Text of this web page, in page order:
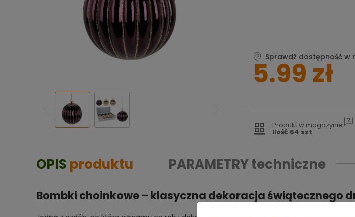
Sprawdź dostępność w
5.99 zł
Produkt w magazynie
Ilość 64 szt
OPIS produktu PARAMETRYtechniczne
Bombki choinkowe – klasyczna dekoracja świątecznego